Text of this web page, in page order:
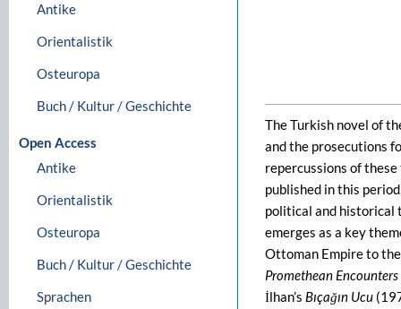
Antike
Orientalistik
Osteuropa
Buch / Kultur / Geschichte
Open Access
Antike
Orientalistik
Osteuropa
Buch / Kultur / Geschichte
Sprachen
The Turkish novel of
and the prosecutions
repercussions of
published in this
political and historical
emerges as a key
Ottoman Empire to
Promethean Encounters
İlhan’s Bıçağın Ucu